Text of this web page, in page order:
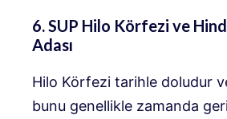
6. SUP Hilo Körfezi ve
Adası
Hilo Körfezi tarihle doludur
bunu genellikle zamanda